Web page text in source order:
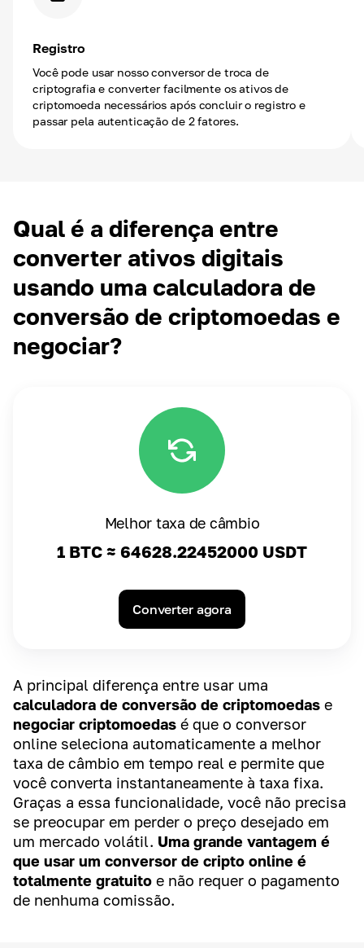
Registro
Você pode usar nosso conversor de troca de
criptografia e converter facilmente os ativos de
criptomoeda necessários após concluir o registro e
passar pela autenticação de 2 fatores.
Qual é a diferença entre
converter ativos digitais
usando uma calculadora de
conversão de criptomoedas e
negociar?
Melhor taxa de câmbio
1 BTC ≈ 64628.22452000 USDT
Converter agora
A principal diferença entre usar uma
calculadora de conversão de criptomoedas e
negociar criptomoedas é que o conversor
online seleciona automaticamente a melhor
taxa de câmbio em tempo real e permite que
você converta instantaneamente à taxa fixa.
Graças a essa funcionalidade, você não precisa
se preocupar em perder o preço desejado em
um mercado volátil. Uma grande vantagem é
que usar um conversor de cripto online é
totalmente gratuito e não requer o pagamento
de nenhuma comissão.